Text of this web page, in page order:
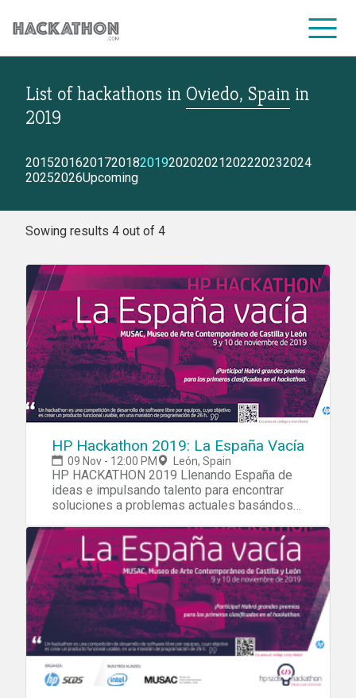
CORPORATE SERVICES
List of hackathons in Oviedo, Spain in
2019
2015201620172018201920202021202220232024
20252026Upcoming
Sowing results 4 out of 4
HP Hackathon 2019: La España Vacía
09 Nov - 12:00 PM León, Spain
HP HACKATHON 2019 Llenando España de
ideas e impulsando talento para encontrar
soluciones a problemas actuales basándose